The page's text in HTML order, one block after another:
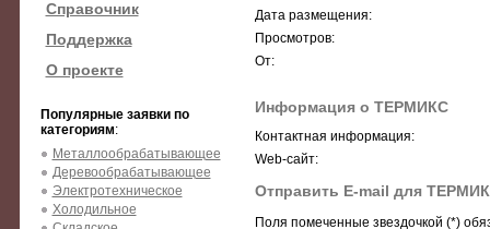
Справочник
Поддержка
О проекте
Популярные заявки по
категориям:
Металлообрабатывающее
Деревообрабатывающее
Электротехническое
Холодильное
Дата размещения:
Просмотров:
От:
Информация о ТЕРМИКС
Контактная информация:
Web-сайт:
Отправить E-mail для
Поля помеченные звездочкой (*)